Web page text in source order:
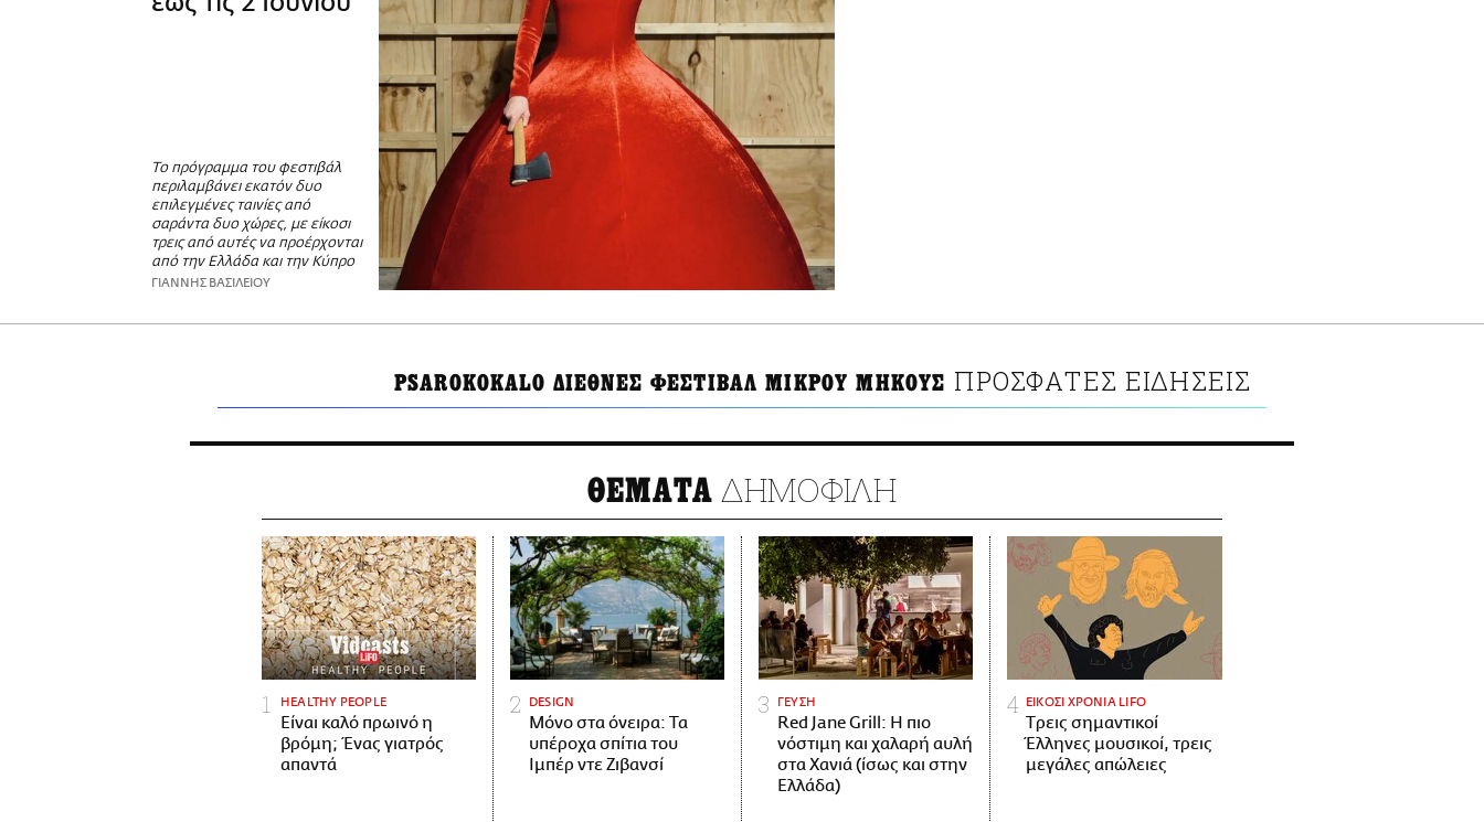
Το πρόγραμμα του φεστιβάλ
περιλαμβάνει εκατόν δυο
επιλεγμένες ταινίες από
σαράντα δυο χώρες, με είκοσι
τρεις από αυτές να προέρχονται
από την Ελλάδα και την Κύπρο
ΓΙΑΝΝΗΣ ΒΑΣΙΛΕΙΟΥ
PSAROKOKALO ΔΙΕΘΝΕΣ ΦΕΣΤΙΒΑΛ ΜΙΚΡΟΥ ΜΗΚΟΥΣ ΠΡΟΣΦΑΤΕΣ ΕΙΔΗΣΕΙΣ
ΘΕΜΑΤΑ ΔΗΜΟΦΙΛΗ
HEALTHY PEOPLE
Είναι καλό πρωινό η
βρόμη; Ένας γιατρός
απαντά
DESIGN
Μόνο στα όνειρα: Τα
υπέροχα σπίτια του
Ιμπέρ ντε Ζιβανσί
ΓΕΥΣΗ
Red Jane Grill: Η πιο
νόστιμη και χαλαρή αυλή
στα Χανιά (ίσως και στην
Ελλάδα)
ΕΙΚΟΣΙ ΧΡΟΝΙΑ LIFO
Tρεις σημαντικοί
Έλληνες μουσικοί, τρεις
μεγάλες απώλειες